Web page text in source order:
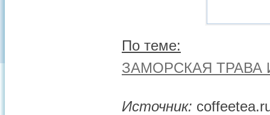
По теме:
ЗАМОРСКАЯ ТРАВА
Источник: